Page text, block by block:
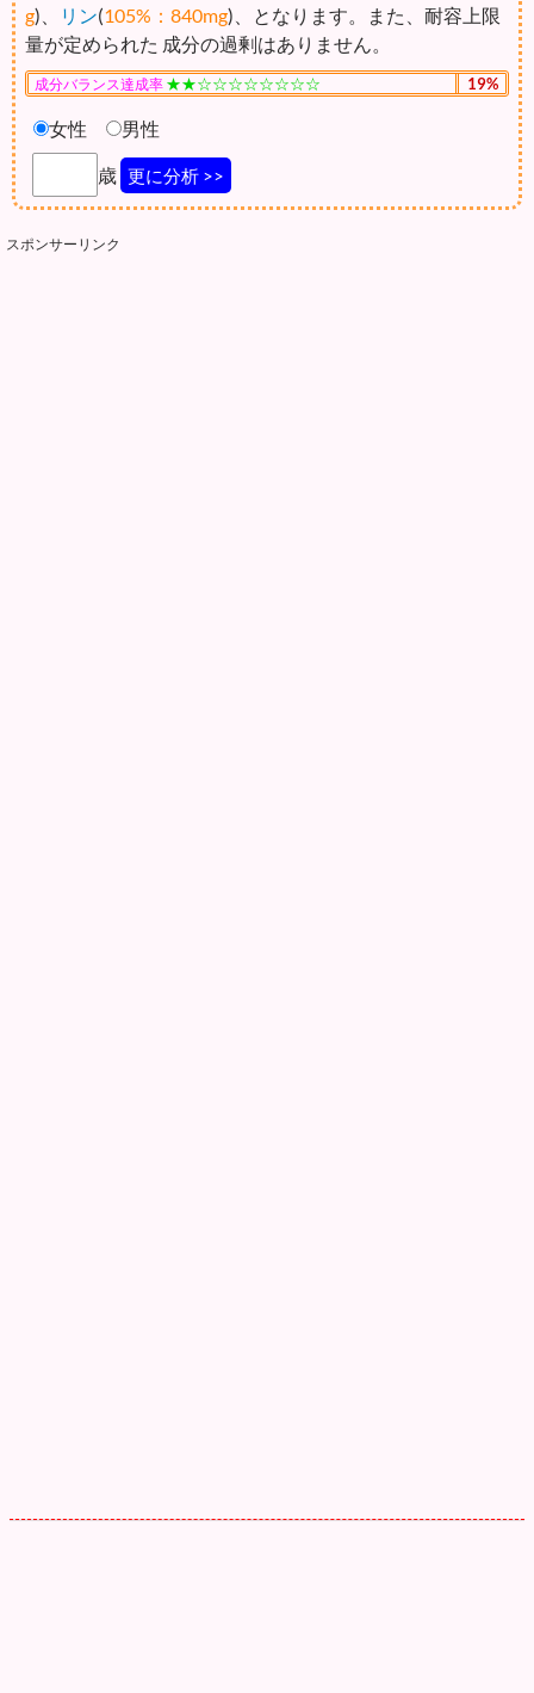
g)、 リン(105%：840mg)、となります。また、耐容上限
量が定められた 成分の過剰はありません。
成分バランス達成率 ★★☆☆☆☆☆☆☆☆ 19%
女性 男性
歳 更に分析 >>
スポンサーリンク